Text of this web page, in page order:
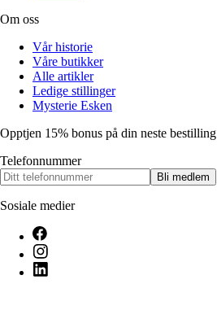
Om oss
Vår historie
Våre butikker
Alle artikler
Ledige stillinger
Mysterie Esken
Opptjen 15% bonus på din neste bestilling
Telefonnummer
Bli medlem
Sosiale medier